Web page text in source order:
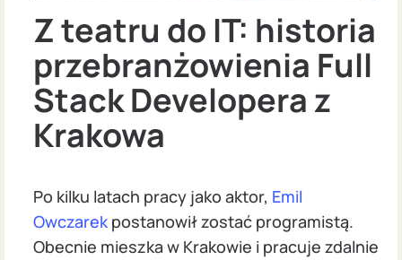
Z teatru do IT: historia
przebranżowienia Full
Stack Developera z
Krakowa
Po kilku latach pracy jako aktor, Emil
Owczarekpostanowił zostać programistą.
Obecnie mieszka w Krakowie i pracuje zdalnie